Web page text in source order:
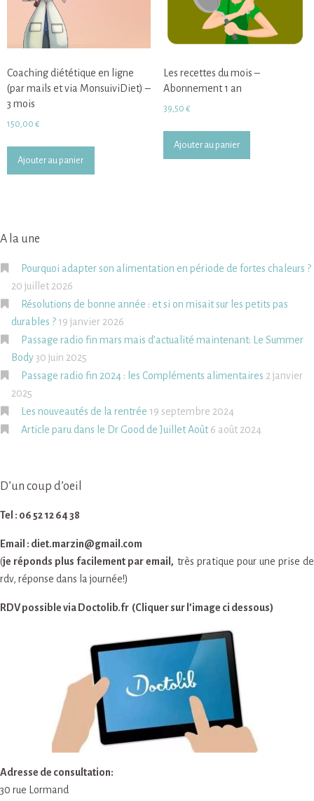
Coaching diététique en ligne
(par mails et via MonsuiviDiet) –
3 mois
150,00 €
Ajouter au panier
Les recettes du mois –
Abonnement 1 an
39,50 €
Ajouter au panier
A la une
Pourquoi adapter son alimentation en période de fortes chaleurs ?
20 juillet 2026
Résolutions de bonne année : et si on misait sur les petits pas
durables ? 19 janvier 2026
Passage radio fin mars mais d’actualité maintenant: Le Summer
Body30 juin 2025
Passage radio fin 2024 : les Compléments alimentaires 2 janvier
2025
Les nouveautés de la rentrée 19 septembre 2024
Article paru dans le Dr Good de Juillet Août 6 août 2024
D’un coup d’oeil
Tel : 06 52 12 64 38
Email : diet.marzin@gmail.com
(je réponds plus facilement par email, très pratique pour une prise de
rdv, réponse dans la journée!)
RDV possible via Doctolib.fr (Cliquer sur l’image ci dessous)
Adresse de consultation:
30 rue Lormand